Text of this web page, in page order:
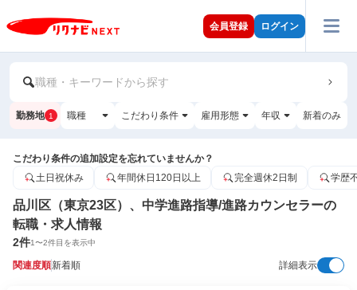
会員登録 ログイン
職種・キーワードから探す
勤務地 1 職種 こだわり条件 雇用形態 年収 新着のみ
こだわり条件の追加設定を忘れていませんか？
土日祝休み
年間休日120日以上 完全週休2日制 学歴
品川区（東京23区）、中学進路指導/進路カウンセラーの
転職・求人情報
2件1〜2件目を表示中
関連度順新着順 詳細表示